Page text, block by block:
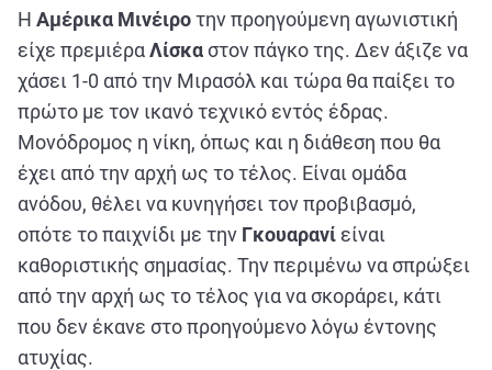
Η Αμέρικα Μινέιροτην προηγούμενη αγωνιστική
είχε πρεμιέραΛίσκαστον πάγκο της. Δεν άξιζε να
χάσει 1-0 από την Μιρασόλ και τώρα θα παίξει το
πρώτο με τον ικανό τεχνικό εντός έδρας.
Μονόδρομος η νίκη, όπως και η διάθεση που θα
έχει από την αρχή ως το τέλος. Είναι ομάδα
ανόδου, θέλει να κυνηγήσει τον προβιβασμό,
οπότε το παιχνίδι με την Γκουαρανί είναι
καθοριστικής σημασίας. Την περιμένω να σπρώξει
από την αρχή ως το τέλος για να σκοράρει, κάτι
που δεν έκανε στο προηγούμενο λόγω έντονης
ατυχίας.